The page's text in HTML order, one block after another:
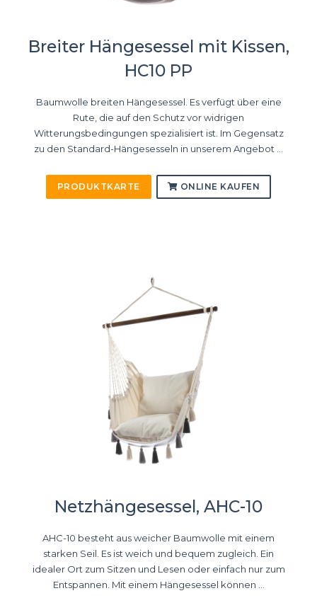
Breiter Hängesessel mit Kissen,
HC10 PP
Baumwolle breiten Hängesessel. Es verfügt über eine
Rute, die auf den Schutz vor widrigen
Witterungsbedingungen spezialisiert ist. Im Gegensatz
zu den Standard-Hängesesseln in unserem Angebot ...
PRODUKTKARTE ONLINE KAUFEN
Netzhängesessel, AHC-10
AHC-10 besteht aus weicher Baumwolle mit einem
starken Seil. Es ist weich und bequem zugleich. Ein
idealer Ort zum Sitzen und Lesen oder einfach nur zum
Entspannen. Mit einem Hängesessel können ...